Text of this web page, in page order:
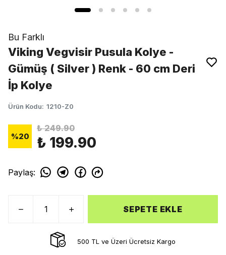
Bu Farklı
Viking Vegvisir Pusula Kolye -
Gümüş ( Silver ) Renk - 60 cm Deri
İp Kolye
Ürün Kodu: 1210-Z0
%20
₺ 249.90
₺ 199.90
Paylaş:
SEPETE EKLE
500 TL ve Üzeri Ücretsiz Kargo